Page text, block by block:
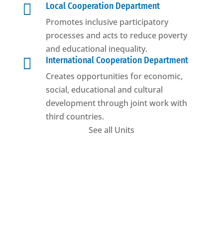

Local Cooperation Department
Promotes inclusive participatory
processes and acts to reduce poverty
and educational inequality.

International Cooperation Department
Creates opportunities for economic,
social, educational and cultural
development through joint work with
third countries.
See all Units